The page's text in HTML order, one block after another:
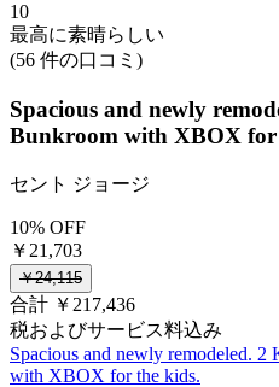
10
最高に素晴らしい
(56 件の口コミ)
Spacious and newly
Bunkroom with XBOX for
セント ジョージ
10% OFF
￥21,703
￥24,115
合計 ￥217,436
税およびサービス料込み
Spacious and newly remodeled.
with XBOX for the kids.